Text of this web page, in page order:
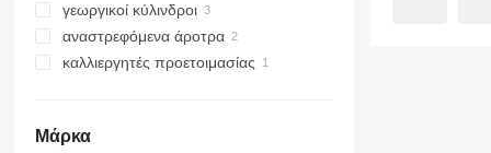
γεωργικοί κύλινδροι
κύλινδροι με δακτυλίους
αναστρεφόμενα άροτρα
καλλιεργητές προετοιμασίας
Μάρκα